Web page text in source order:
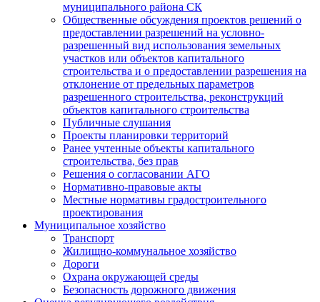
муниципального района СК
Общественные обсуждения проектов решений о
предоставлении разрешений на условно-
разрешенный вид использования земельных
участков или объектов капитального
строительства и о предоставлении разрешения на
отклонение от предельных параметров
разрешенного строительства, реконструкций
объектов капитального строительства
Публичные слушания
Проекты планировки территорий
Ранее учтенные объекты капитального
строительства, без прав
Решения о согласовании АГО
Нормативно-правовые акты
Местные нормативы градостроительного
проектирования
Муниципальное хозяйство
Транспорт
Жилищно-коммунальное хозяйство
Дороги
Охрана окружающей среды
Безопасность дорожного движения